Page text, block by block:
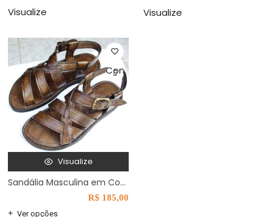
Visualize
Visualize
Comprar
Visualize
Sandália Masculina em Couro Estilo Romana Modelo M
R$ 185,00
Ver opções